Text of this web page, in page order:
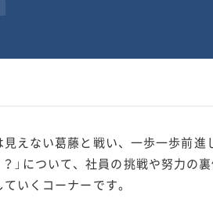
えない葛藤と戦い、一歩一歩前進
」について、社員の挑戦や努力の
いくコーナーです。